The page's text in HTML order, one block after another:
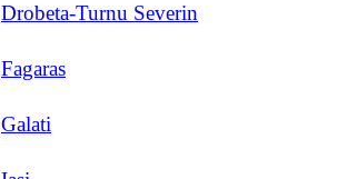
Drobeta-Turnu Severin
Fagaras
Galati